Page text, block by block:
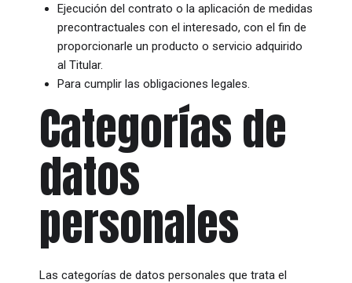
Ejecución del contrato o la aplicación de medidas
precontractuales con el interesado, con el fin de
proporcionarle un producto o servicio adquirido
al Titular.
Para cumplir las obligaciones legales.
Categorías de
datos
personales
Las categorías de datos personales que trata el